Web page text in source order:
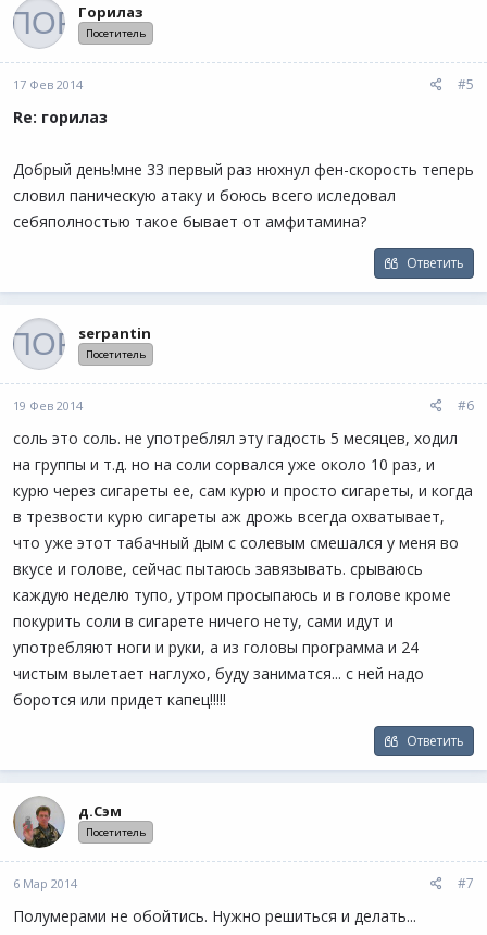
Горилаз
Посетитель
17 Фев 2014 #5
Re: горилаз
Добрый день!мне 33 первый раз нюхнул фен-скорость теперь
словил паническую атаку и боюсь всего иследовал
себяполностью такое бывает от амфитамина?
Ответить
serpantin
Посетитель
19 Фев 2014 #6
соль это соль. не употреблял эту гадость 5 месяцев, ходил
на группы и т.д. но на соли сорвался уже около 10 раз, и
курю через сигареты ее, сам курю и просто сигареты, и когда
в трезвости курю сигареты аж дрожь всегда охватывает,
что уже этот табачный дым с солевым смешался у меня во
вкусе и голове, сейчас пытаюсь завязывать. срываюсь
каждую неделю тупо, утром просыпаюсь и в голове кроме
покурить соли в сигарете ничего нету, сами идут и
употребляют ноги и руки, а из головы программа и 24
чистым вылетает наглухо, буду заниматся... с ней надо
боротся или придет капец!!!!!
Ответить
д.Сэм
Посетитель
6 Мар 2014 #7
Полумерами не обойтись. Нужно решиться и делать...